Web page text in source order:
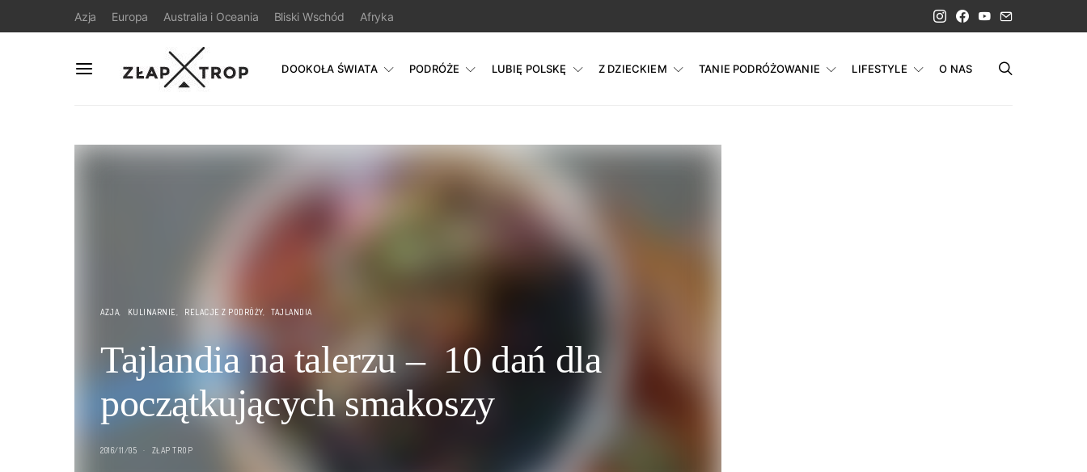
Azja Europa Australia i Oceania Bliski Wschód Afryka
DOOKOŁA ŚWIATA PODRÓŻE LUBIĘ POLSKĘ Z DZIECKIEM TANIE PODRÓŻOWANIE LIFESTYLE O NAS
AZJA KULINARNIE RELACJE Z PODRÓŻY TAJLANDIA
Tajlandia na talerzu – 10 dań dla
początkujących smakoszy
2016/11/05 ZŁAP TROP